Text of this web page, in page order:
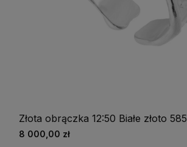
Złota obrączka 12:50 Białe złoto 585
8 000,00 zł